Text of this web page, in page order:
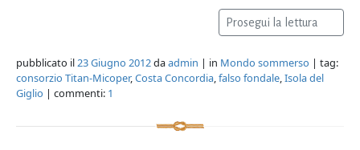
Prosegui la lettura
pubblicato il23 Giugno 2012daadmin | in Mondo sommerso | tag:
consorzio Titan-Micoper,Costa Concordia,falso fondale,Isola del
Giglio | commenti: 1